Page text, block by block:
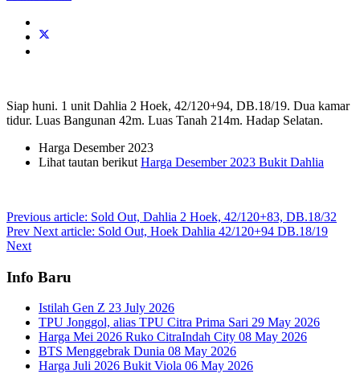
Siap huni. 1 unit Dahlia 2 Hoek, 42/120+94, DB.18/19. Dua kamar
tidur. Luas Bangunan 42m. Luas Tanah 214m. Hadap Selatan.
Harga Desember 2023
Lihat tautan berikut Harga Desember 2023 Bukit Dahlia
Previous article: Sold Out, Dahlia 2 Hoek, 42/120+83, DB.18/32
Prev Next article: Sold Out, Hoek Dahlia 42/120+94 DB.18/19
Next
Info Baru
Istilah Gen Z 23 July 2026
TPU Jonggol, alias TPU Citra Prima Sari 29 May 2026
Harga Mei 2026 Ruko CitraIndah City 08 May 2026
BTS Menggebrak Dunia 08 May 2026
Harga Juli 2026 Bukit Viola 06 May 2026